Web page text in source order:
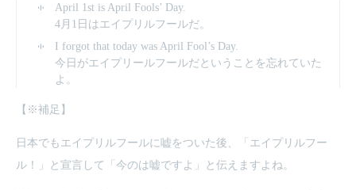
April 1st is April Fools’ Day.
4月1日はエイプリルフールだ。
I forgot that today was April Fool’s Day.
今日がエイプリールフールだということを忘れていた
よ。
【※補足】
日本でもエイプリルフールに嘘をついた後、「エイプリルフー
ル！」と宣言して「今のは嘘ですよ」と伝えますよね。